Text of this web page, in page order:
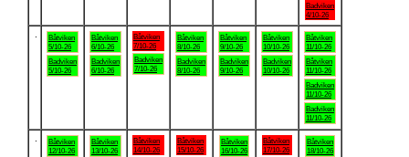
Badviken
4/10-26
Båtviken
5/10-26
Badviken
5/10-26
Båtviken
6/10-26
Badviken
6/10-26
Båtviken
7/10-26
Badviken
7/10-26
Båtviken
8/10-26
Badviken
8/10-26
Båtviken
9/10-26
Badviken
9/10-26
Båtviken
10/10-26
Badviken
10/10-26
Båtviken
11/10-26
Båtviken
11/10-26
Badviken
11/10-26
Badviken
11/10-26
Båtviken
12/10-26
Båtviken
13/10-26
Båtviken
14/10-26
Båtviken
15/10-26
Båtviken
16/10-26
Båtviken
17/10-26
Båtviken
18/10-26